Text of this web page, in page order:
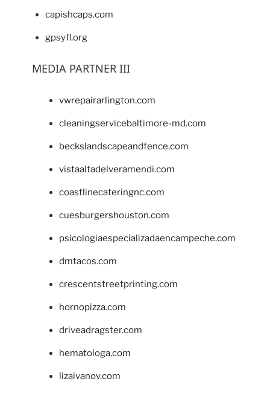
capishcaps.com
gpsyfl.org
MEDIA PARTNER III
vwrepairarlington.com
cleaningservicebaltimore-md.com
beckslandscapeandfence.com
vistaaltadelveramendi.com
coastlinecateringnc.com
cuesburgershouston.com
psicologiaespecializadaencampeche.com
dmtacos.com
crescentstreetprinting.com
hornopizza.com
driveadragster.com
hematologa.com
lizaivanov.com